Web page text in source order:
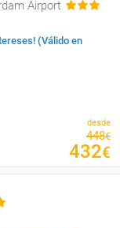
Airport
(Válido en
desde
448€
432€